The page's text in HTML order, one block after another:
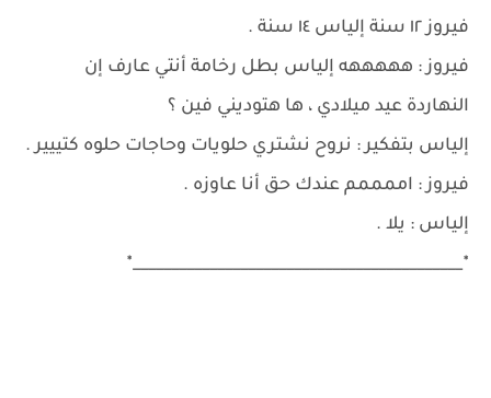
فيروز ١٢ سنة إلياس ١٤ سنة .
فيروز : هههههه إلياس بطل رخامة أنتي عارف إن
النهاردة عيد ميلادي ، ها هتوديني فين ؟
إلياس بتفكير : نروح نشتري حلويات وحاجات حلوه كتييير .
فيروز : اممممم عندك حق أنا عاوزه .
إلياس : يلا .
٭___________________________________________٭